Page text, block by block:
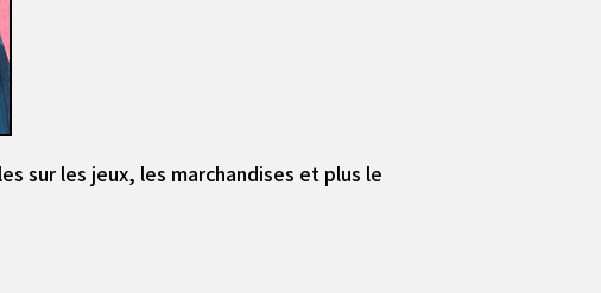
sur les jeux, les marchandises et plus le